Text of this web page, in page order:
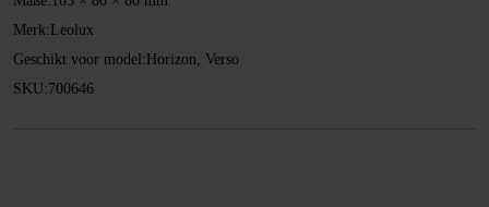
Merk: Leolux
Geschikt voor model: Horizon, Verso
SKU:700646